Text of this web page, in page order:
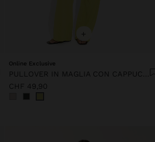
+
Online Exclusive
PULLOVER IN MAGLIA CON CAPPUCCIO TOCCO MORBIDO
CHF 49,90